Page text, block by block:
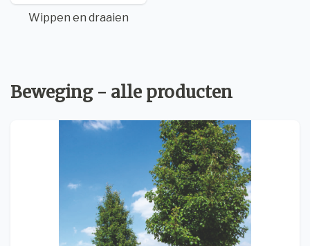
Wippen en draaien
Beweging - alle producten